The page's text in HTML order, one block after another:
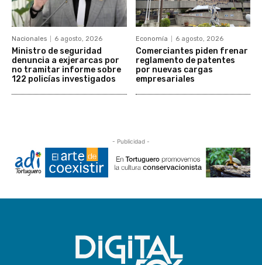
Nacionales 6 agosto, 2026
Ministro de seguridad
denuncia a exjerarcas por
no tramitar informe sobre
122 policías investigados
Economía 6 agosto, 2026
Comerciantes piden frenar
reglamento de patentes
por nuevas cargas
empresariales
- Publicidad -